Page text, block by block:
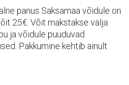
panus Saksamaa võidule on
25€. Võit makstakse välja
ja võidule puuduvad
Pakkumine kehtib ainult